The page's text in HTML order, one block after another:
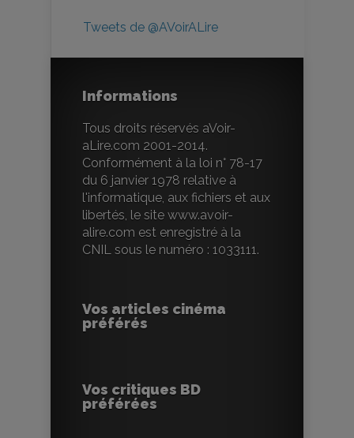
Tweets de @AVoirALire
Informations
Tous droits réservés aVoir-
aLire.com 2001-2014.
Conformément à la loi n° 78-17
du 6 janvier 1978 relative à
l'informatique, aux fichiers et aux
libertés, le site www.avoir-
alire.com est enregistré à la
CNIL sous le numéro : 1033111.
Vos articles cinéma
préférés
Vos critiques BD
préférées